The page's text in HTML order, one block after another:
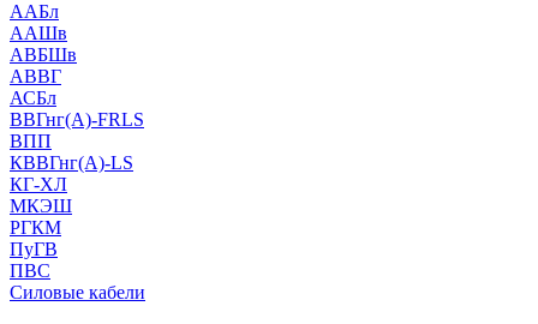
ААБл
ААШв
АВБШв
АВВГ
АСБл
ВВГнг(А)-FRLS
ВПП
КВВГнг(А)-LS
КГ-ХЛ
МКЭШ
РГКМ
ПуГВ
ПВС
Силовые кабели